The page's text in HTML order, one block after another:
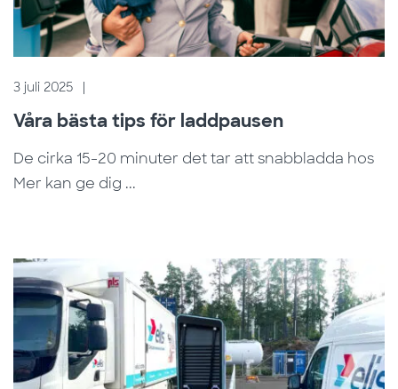
3 juli 2025 |
Våra bästa tips för laddpausen
De cirka 15-20 minuter det tar att snabbladda hos
Mer kan ge dig ...